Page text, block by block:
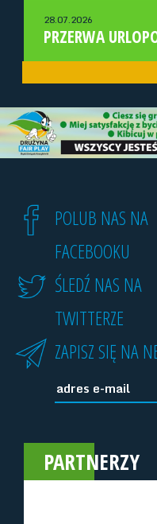
28.07.2026
PRZERWA
POLUB NAS NA
FACEBOOKU
ŚLEDŹ NAS NA
TWITTERZE
ZAPISZ SIĘ NA
PARTNERZY